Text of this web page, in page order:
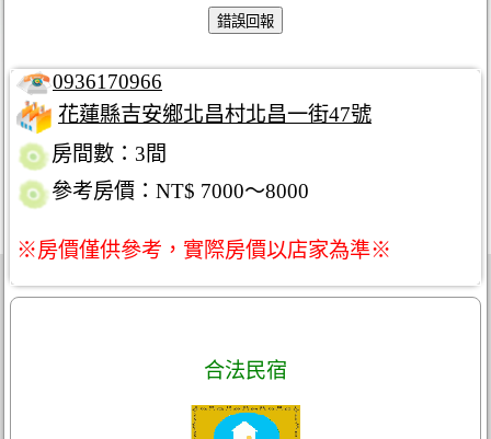
0936170966
花蓮縣吉安鄉北昌村北昌一街47號
房間數：3間
參考房價：NT$ 7000～8000
※房價僅供參考，實際房價以店家為準※
合法民宿